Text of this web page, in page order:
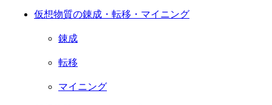
仮想物質の錬成・転移・マイニング
錬成
転移
マイニング